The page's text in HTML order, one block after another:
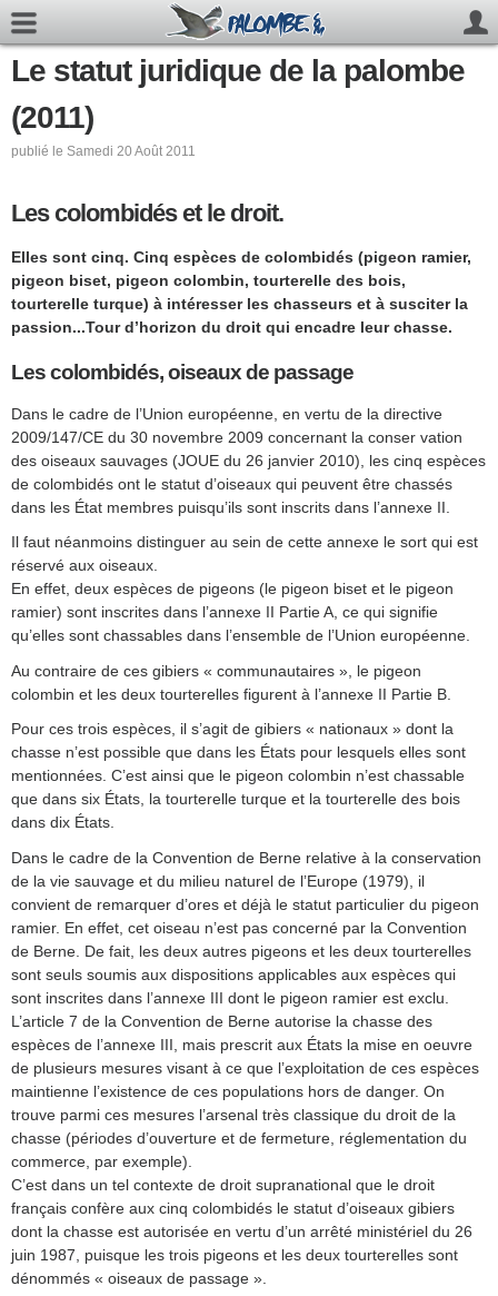
Le statut juridique de la palombe
(2011)
publié le Samedi 20 Août 2011
Les colombidés et le droit.
Elles sont cinq. Cinq espèces de colombidés (pigeon ramier,
pigeon biset, pigeon colombin, tourterelle des bois,
tourterelle turque) à intéresser les chasseurs et à susciter la
passion...Tour d’horizon du droit qui encadre leur chasse.
Les colombidés, oiseaux de passage
Dans le cadre de l’Union européenne, en vertu de la directive
2009/147/CE du 30 novembre 2009 concernant la conser vation
des oiseaux sauvages (JOUE du 26 janvier 2010), les cinq espèces
de colombidés ont le statut d’oiseaux qui peuvent être chassés
dans les État membres puisqu’ils sont inscrits dans l’annexe II.
Il faut néanmoins distinguer au sein de cette annexe le sort qui est
réservé aux oiseaux.
En effet, deux espèces de pigeons (le pigeon biset et le pigeon
ramier) sont inscrites dans l’annexe II Partie A, ce qui signifie
qu’elles sont chassables dans l’ensemble de l’Union européenne.
Au contraire de ces gibiers « communautaires », le pigeon
colombin et les deux tourterelles figurent à l’annexe II Partie B.
Pour ces trois espèces, il s’agit de gibiers « nationaux » dont la
chasse n’est possible que dans les États pour lesquels elles sont
mentionnées. C’est ainsi que le pigeon colombin n’est chassable
que dans six États, la tourterelle turque et la tourterelle des bois
dans dix États.
Dans le cadre de la Convention de Berne relative à la conservation
de la vie sauvage et du milieu naturel de l’Europe (1979), il
convient de remarquer d’ores et déjà le statut particulier du pigeon
ramier. En effet, cet oiseau n’est pas concerné par la Convention
de Berne. De fait, les deux autres pigeons et les deux tourterelles
sont seuls soumis aux dispositions applicables aux espèces qui
sont inscrites dans l’annexe III dont le pigeon ramier est exclu.
L’article 7 de la Convention de Berne autorise la chasse des
espèces de l’annexe III, mais prescrit aux États la mise en oeuvre
de plusieurs mesures visant à ce que l’exploitation de ces espèces
maintienne l’existence de ces populations hors de danger. On
trouve parmi ces mesures l’arsenal très classique du droit de la
chasse (périodes d’ouverture et de fermeture, réglementation du
commerce, par exemple).
C’est dans un tel contexte de droit supranational que le droit
français confère aux cinq colombidés le statut d’oiseaux gibiers
dont la chasse est autorisée en vertu d’un arrêté ministériel du 26
juin 1987, puisque les trois pigeons et les deux tourterelles sont
dénommés « oiseaux de passage ».